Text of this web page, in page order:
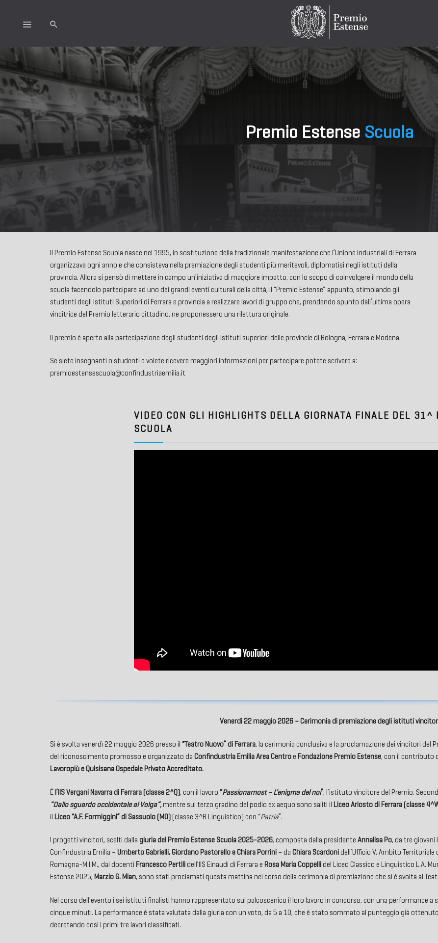
Premio Estense Scuola
Il Premio Estense Scuola nasce nel 1995, in sostituzione della tradizionale manifestazione che l’Unione Industriali di Ferrara
organizzava ogni anno e che consisteva nella premiazione degli studenti più meritevoli, diplomatisi negli istituti della
provincia. Allora si pensò di mettere in campo un’iniziativa di maggiore impatto, con lo scopo di coinvolgere il mondo della
scuola facendolo partecipare ad uno dei grandi eventi culturali della città, il “Premio Estense” appunto, stimolando gli
studenti degli Istituti Superiori di Ferrara e provincia a realizzare lavori di gruppo che, prendendo spunto dall’ultima opera
vincitrice del Premio letterario cittadino, ne proponessero una rilettura originale.
Il premio è aperto alla partecipazione degli studenti degli istituti superiori delle provincie di Bologna, Ferrara e Modena.
Se siete insegnanti o studenti e volete ricevere maggiori informazioni per partecipare potete scrivere a:
premioestensescuola@confindustriaemilia.it
VIDEO CON GLI HIGHLIGHTS DELLA GIORNATA FINALE DEL 31^
SCUOLA
Venerdì 22 maggio 2026 – Cerimonia di premiazione degli istituti
Si è svolta venerdì 22 maggio 2026 presso il “Teatro Nuovo” di Ferrara, la cerimonia conclusiva e la proclamazione dei vincitori
del riconoscimento promosso e organizzato da Confindustria Emilia Area Centro e Fondazione Premio Estense, con il contributo
Lavoropiù e Quisisana Ospedale Privato Accreditato.
È l’IIS Vergani Navarra di Ferrara (classe 2^Q), con il lavoro “Passionarnost – L’enigma del noi”, l’istituto vincitore del Premio.
“Dallo sguardo occidentale al Volga”, mentre sul terzo gradino del podio ex aequo sono saliti il Liceo Ariosto di Ferrara (classe
il Liceo “A.F. Formiggini” di Sassuolo (MO) (classe 3^B Linguistico) con “Patria”.
I progetti vincitori, scelti dalla giuria del Premio Estense Scuola 2025-2026, composta dalla presidente Annalisa Po, da tre
Confindustria Emilia – Umberto Gabrielli, Giordano Pastorello e Chiara Porrini – da Chiara Scardoni dell’Ufficio V, Ambito
Romagna-M.I.M., dai docenti Francesco Pertili dell’IIS Einaudi di Ferrara e Rosa Maria Coppelli del Liceo Classico e Linguistico L.A.
Estense 2025, Marzio G. Mian, sono stati proclamati questa mattina nel corso della cerimonia di premiazione che si è svolta al
Nel corso dell’evento i sei istituti finalisti hanno rappresentato sul palcoscenico il loro lavoro in concorso, con una performance
cinque minuti. La performance è stata valutata dalla giuria con un voto, da 5 a 10, che è stato sommato al punteggio già
decretando così i primi tre lavori classificati.